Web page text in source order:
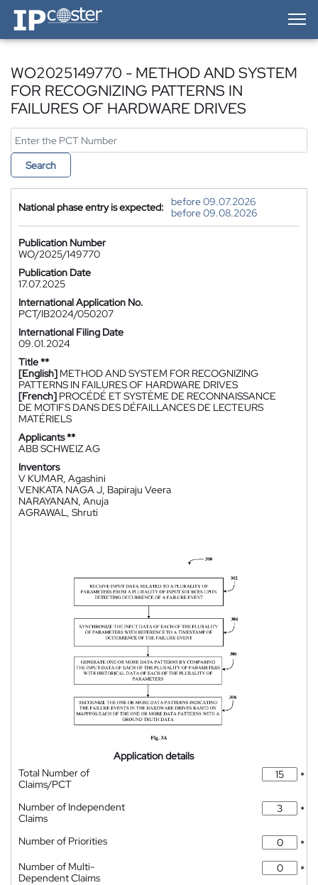
IP-Coster — Home
WO2025149770 - METHOD AND SYSTEM
FOR RECOGNIZING PATTERNS IN
FAILURES OF HARDWARE DRIVES
Search
National phase entry is expected:
before 09.07.2026
before 09.08.2026
Publication Number
WO/2025/149770
Publication Date
17.07.2025
International Application No.
PCT/IB2024/050207
International Filing Date
09.01.2024
Title **
[English] METHOD AND SYSTEM FOR RECOGNIZING
PATTERNS IN FAILURES OF HARDWARE DRIVES
[French] PROCÉDÉ ET SYSTÈME DE RECONNAISSANCE
DE MOTIFS DANS DES DÉFAILLANCES DE LECTEURS
MATÉRIELS
Applicants **
ABB SCHWEIZ AG
Inventors
V KUMAR, Agashini
VENKATA NAGA J, Bapiraju Veera
NARAYANAN, Anuja
AGRAWAL, Shruti
Application details
Total Number of
Claims/PCT
*
Number of Independent
Claims
*
Number of Priorities
*
Number of Multi-
Dependent Claims
*